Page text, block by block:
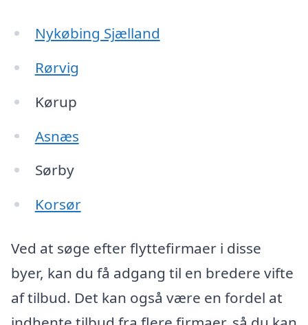
Nykøbing Sjælland
Rørvig
Kørup
Asnæs
Sørby
Korsør
Ved at søge efter flyttefirmaer i disse
byer, kan du få adgang til en bredere vifte
af tilbud. Det kan også være en fordel at